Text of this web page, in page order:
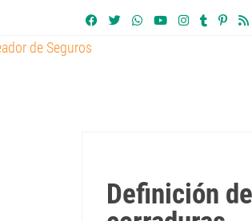
Definición